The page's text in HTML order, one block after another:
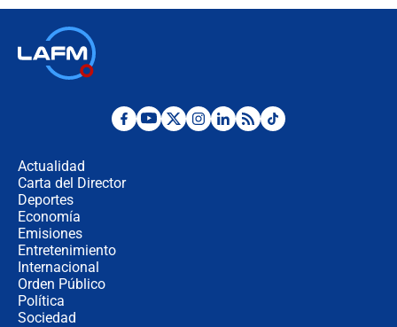
¿Por qué De la Espriella gobernará
Actualidad
Carta del Director
Deportes
Economía
Emisiones
Entretenimiento
Internacional
Orden Público
Política
Sociedad